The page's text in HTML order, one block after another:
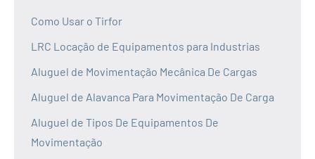
Como Usar o Tirfor
LRC Locação de Equipamentos para Industrias
Aluguel de Movimentação Mecânica De Cargas
Aluguel de Alavanca Para Movimentação De Carga
Aluguel de Tipos De Equipamentos De
Movimentação